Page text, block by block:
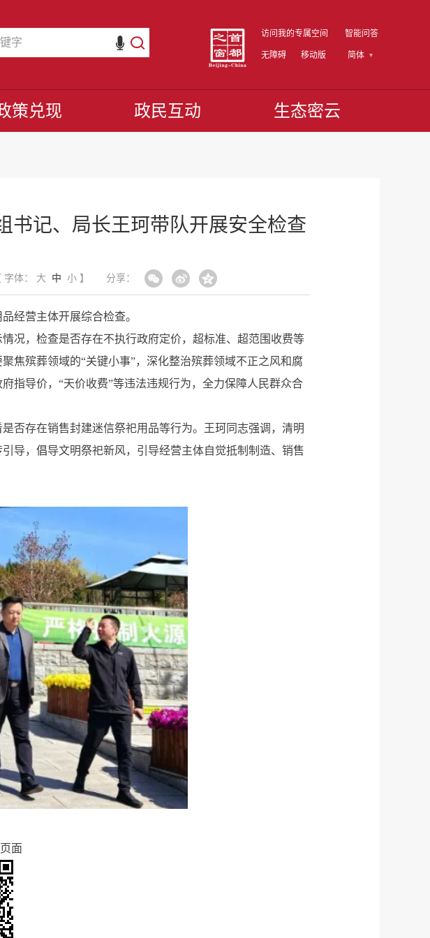
访问我的专属空间 智能问答
无障碍 移动版 简体
策兑现 政民互动 生态密云
书记、局长王珂带队开展安全检查
字体： 大 中 小】 分享：
经营主体开展综合检查。
况，检查是否存在不执行政府定价，超标准、超范围收费等
焦殡葬领域的“关键小事”，深化整治殡葬领域不正之风和腐
指导价，“天价收费”等违法违规行为，全力保障人民群众合
否存在销售封建迷信祭祀用品等行为。王珂同志强调，清明
导，倡导文明祭祀新风，引导经营主体自觉抵制制造、销售
面